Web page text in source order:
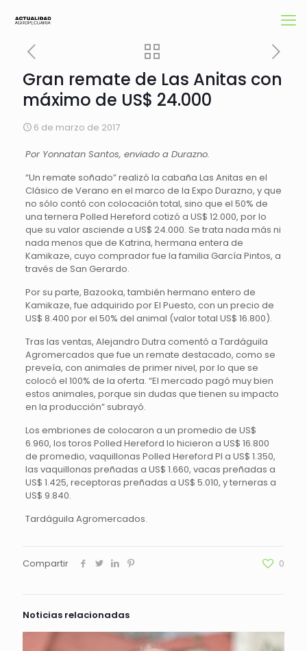
Gran remate de Las Anitas con
máximo de US$ 24.000
6 de marzo de 2017
Por Yonnatan Santos, enviado a Durazno.
“Un remate soñado” realizó la cabaña Las Anitas en el
Clásico de Verano en el marco de la Expo Durazno, y que
no sólo contó con colocación total, sino que el 50% de
una ternera Polled Hereford cotizó a US$ 12.000, por lo
que su valor asciende a US$ 24.000. Se trata nada más ni
nada menos que de Katrina, hermana entera de
Kamikaze, cuyo comprador fue la familia García Pintos, a
través de San Gerardo.
Por su parte, Bazooka, también hermano entero de
Kamikaze, fue adquirido por El Puesto, con un precio de
US$ 8.400 por el 50% del animal (valor total US$ 16.800).
Tras las ventas, Alejandro Dutra comentó a Tardáguila
Agromercados que fue un remate destacado, como se
preveía, con animales de primer nivel, por lo que se
colocó el 100% de la oferta. “El mercado pagó muy bien
estos animales, porque sin dudas que tienen su impacto
en la producción” subrayó.
Los embriones de colocaron a un promedio de US$
6.960, los toros Polled Hereford lo hicieron a US$ 16.800
de promedio, vaquillonas Polled Hereford PI a US$ 1.350,
las vaquillonas preñadas a US$ 1.660, vacas preñadas a
US$ 1.425, receptoras preñadas a US$ 5.010, y terneras a
US$ 9.840.
Tardáguila Agromercados.
Compartir 0
Noticias relacionadas